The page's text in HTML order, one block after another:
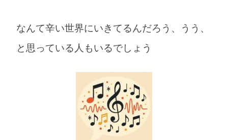
なんて辛い世界にいきてるんだろう、うう、
と思っている人もいるでしょう